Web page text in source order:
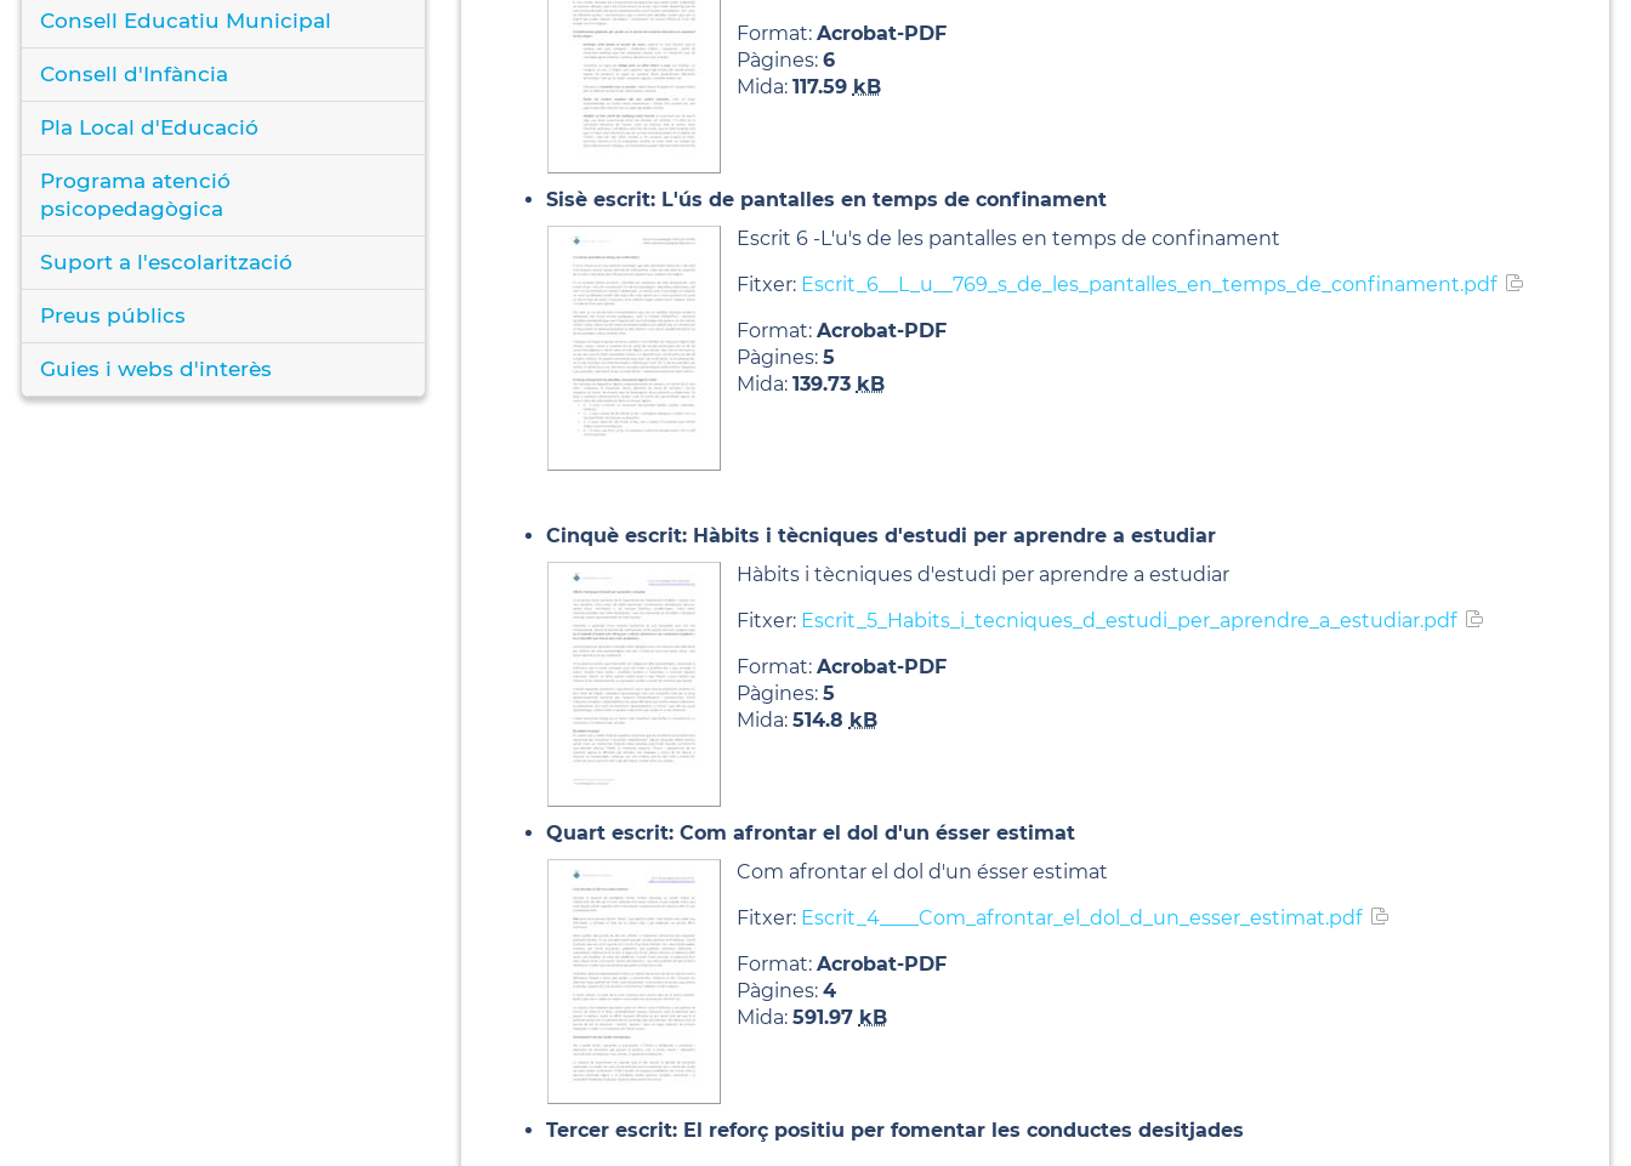
Consell Educatiu Municipal
Consell d'Infància
Pla Local d'Educació
Programa atenció
psicopedagògica
Suport a l'escolarització
Preus públics
Guies i webs d'interès
Format: Acrobat-PDF
Pàgines: 6
Mida: 117.59 kB
Sisè escrit: L'ús de pantalles en temps de confinament
Escrit 6 -L'u's de les pantalles en temps de confinament
Fitxer: Escrit_6__L_u__769_s_de_les_pantalles_en_temps_de_confinament.pdf
Format: Acrobat-PDF
Pàgines: 5
Mida: 139.73 kB
Cinquè escrit: Hàbits i tècniques d'estudi per aprendre a estudiar
Hàbits i tècniques d'estudi per aprendre a estudiar
Fitxer: Escrit_5_Habits_i_tecniques_d_estudi_per_aprendre_a_estudiar.pdf
Format: Acrobat-PDF
Pàgines: 5
Mida: 514.8 kB
Quart escrit: Com afrontar el dol d'un ésser estimat
Com afrontar el dol d'un ésser estimat
Fitxer: Escrit_4____Com_afrontar_el_dol_d_un_esser_estimat.pdf
Format: Acrobat-PDF
Pàgines: 4
Mida: 591.97 kB
Tercer escrit: El reforç positiu per fomentar les conductes desitjades